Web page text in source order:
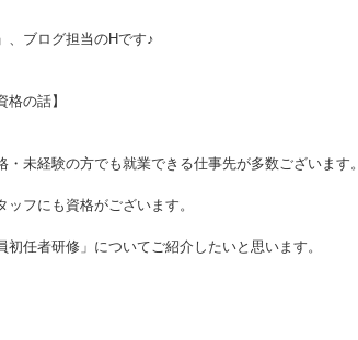
、ブログ担当のHです♪
の話】
未経験の方でも就業できる仕事先が多数ございます。
フにも資格がございます。
任者研修」についてご紹介したいと思います。